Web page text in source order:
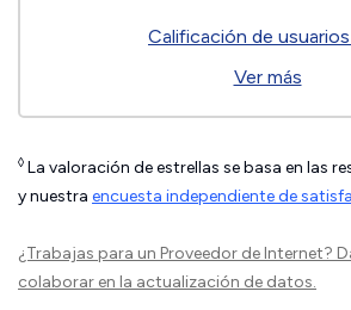
Calificación de
Ver más
◊ La valoración de estrellas se basa en las
y nuestra encuesta independiente de
¿Trabajas para un Proveedor de Internet?
colaborar en la actualización de datos.